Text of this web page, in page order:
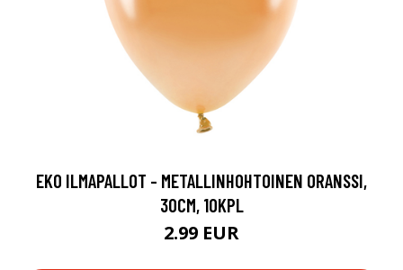
EKO ILMAPALLOT - METALLINHOHTOINEN ORANSSI,
30CM, 10KPL
2.99 EUR